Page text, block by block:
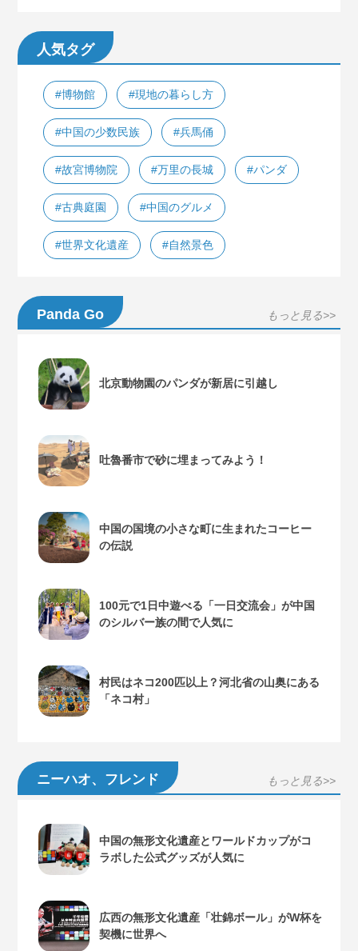
人気タグ
#博物館 #現地の暮らし方
#中国の少数民族 #兵馬俑
#故宮博物院 #万里の長城 #パンダ
#古典庭園 #中国のグルメ
#世界文化遺産 #自然景色
Panda Go もっと見る>>
北京動物園のパンダが新居に引越し
吐魯番市で砂に埋まってみよう！
中国の国境の小さな町に生まれたコーヒー
の伝説
100元で1日中遊べる「一日交流会」が中国
のシルバー族の間で人気に
村民はネコ200匹以上？河北省の山奥にある
「ネコ村」
ニーハオ、フレンド もっと見る>>
中国の無形文化遺産とワールドカップがコ
ラボした公式グッズが人気に
広西の無形文化遺産「壮錦ボール」がW杯を
契機に世界へ